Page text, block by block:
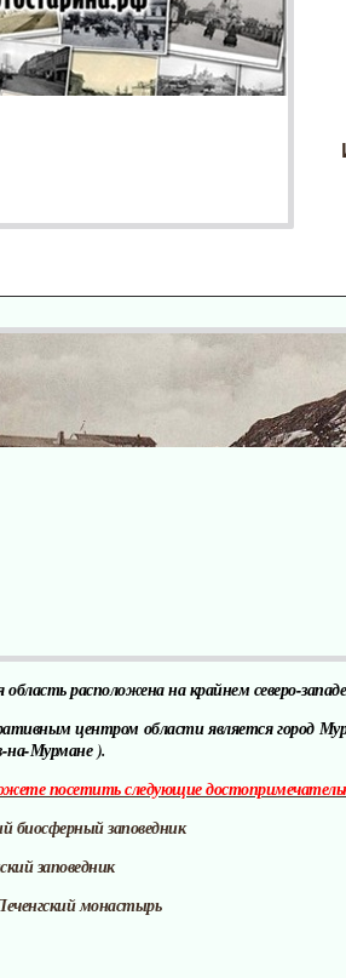
расположена на крайнем северо-
центром области является город
на-Мурмане ).
посетить следующие
биосферный заповедник
заповедник
монастырь